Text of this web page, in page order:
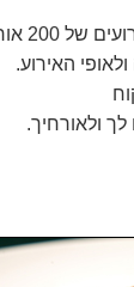
אורחים.
האירוע.
ולאורחיך.